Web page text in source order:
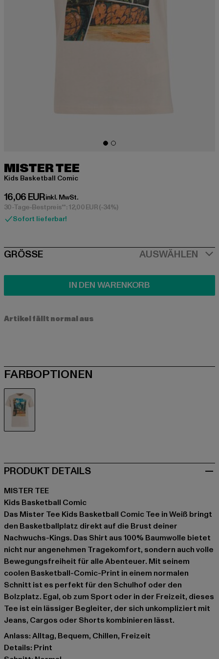
MISTER TEE
Kids Basketball Comic
16,06 EUR
Derzeitiger Preis: 16,06 EUR
inkl. MwSt.
30-Tage-Bestpreis**: 12,00 EUR(-34%)
Sofort lieferbar!
SIZE
GRÖSSE AUSWÄHLEN
IN DEN WARENKORB
Artikel fällt normal aus
FARBOPTIONEN
PRODUKT DETAILS
MISTER TEE
Kids Basketball Comic
Das Mister Tee Kids Basketball Comic Tee in Weiß bringt
den Basketballplatz direkt auf die Brust deiner
Nachwuchs-Kings. Das Shirt aus 100% Baumwolle bietet
nicht nur angenehmen Tragekomfort, sondern auch volle
Bewegungsfreiheit für alle Abenteuer. Mit seinem
coolen Basketball-Comic-Print in einem normalen
Schnitt ist es perfekt für den Schulhof oder den
Bolzplatz. Egal, ob zum Sport oder in der Freizeit, dieses
Tee ist ein lässiger Begleiter, der sich unkompliziert mit
Jeans, Cargos oder Shorts kombinieren lässt.
Anlass: Alltag, Bequem, Chillen, Freizeit
Details: Print